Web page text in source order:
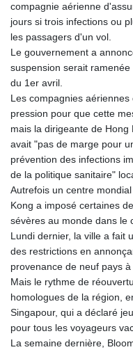
compagnie aérienne
jours si trois infections ou
les passagers d'un vol.
Le gouvernement a
suspension serait
du 1er avril.
Les compagnies
pression pour que cette
mais la dirigeante de
avait "pas de marge pour
prévention des infections
de la politique sanitaire"
Autrefois un centre
Kong a imposé certaines
sévères au monde dans le
Lundi dernier, la ville a fait
des restrictions en
provenance de neuf pays
Mais le rythme de
homologues de la région,
Singapour, qui a déclaré
pour tous les voyageurs
La semaine dernière,